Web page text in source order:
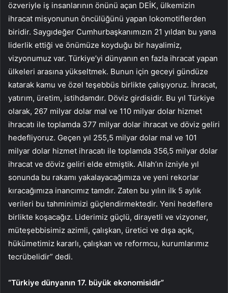
özveriyle iş insanlarının önünü açan DEİK, ülkemizin
ihracat misyonunun öncülüğünü yapan lokomotiflerden
biridir. Saygıdeğer Cumhurbaşkanımızın 21 yıldan bu yana
liderlik ettiği ve önümüze koyduğu bir hayalimiz,
vizyonumuz var. Türkiye’yi dünyanın en fazla ihracat yapan
ülkeleri arasına yükseltmek. Bunun için geceyi gündüze
katarak kamu ve özel teşebbüs birlikte çalışıyoruz. İhracat,
yatırım, üretim, istihdamdır. Döviz girdisidir. Bu yıl Türkiye
olarak, 267 milyar dolar mal ve 110 milyar dolar hizmet
ihracatı ile toplamda 377 milyar dolar ihracat ve döviz geliri
hedefliyoruz. Geçen yıl 255,5 milyar dolar mal ve 101
milyar dolar hizmet ihracatı ile toplamda 356,5 milyar dolar
ihracat ve döviz geliri elde etmiştik. Allah’ın izniyle yıl
sonunda bu rakamı yakalayacağımıza ve yeni rekorlar
kıracağımıza inancımız tamdır. Zaten bu yılın ilk 5 aylık
verileri bu tahminimizi güçlendirmektedir. Yeni hedeflere
birlikte koşacağız. Liderimiz güçlü, dirayetli ve vizyoner,
müteşebbisimiz azimli, çalışkan, üretici ve dışa açık,
hükümetimiz kararlı, çalışkan ve reformcu, kurumlarımız
tecrübelidir” dedi.
“Türkiye dünyanın 17. büyük ekonomisidir”